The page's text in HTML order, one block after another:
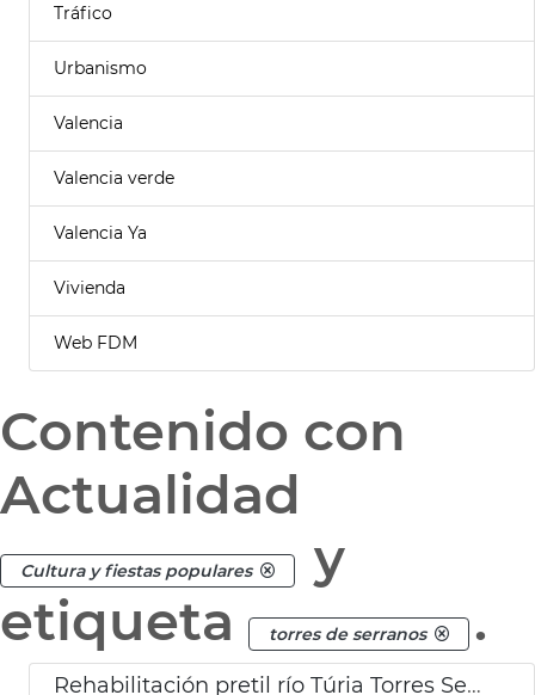
Tráfico
Urbanismo
Valencia
Valencia verde
Valencia Ya
Vivienda
Web FDM
Contenido con
Actualidad
Cultura y fiestas populares
y
etiqueta
torres de serranos .
Rehabilitación pretil río Túria Torres Serranos València